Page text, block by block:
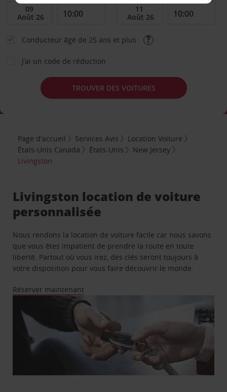
Conducteur âgé de 25 ans et plus
J’ai un code de réduction
TROUVER DES VOITURES
Page d'accueil Services Avis
Location Voiture
États-Unis Canada
États-Unis
New Jersey
Livingston
Livingston location de voiture
personnalisée
Nous rendons la location de voiture facile car nous savons
que vous êtes impatient de prendre la route en toute
liberté. Partout où vous irez, des clés seront toujours à
votre disposition pour vous faire découvrir le monde.
Réserver maintenant